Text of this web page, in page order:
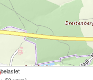
belastet